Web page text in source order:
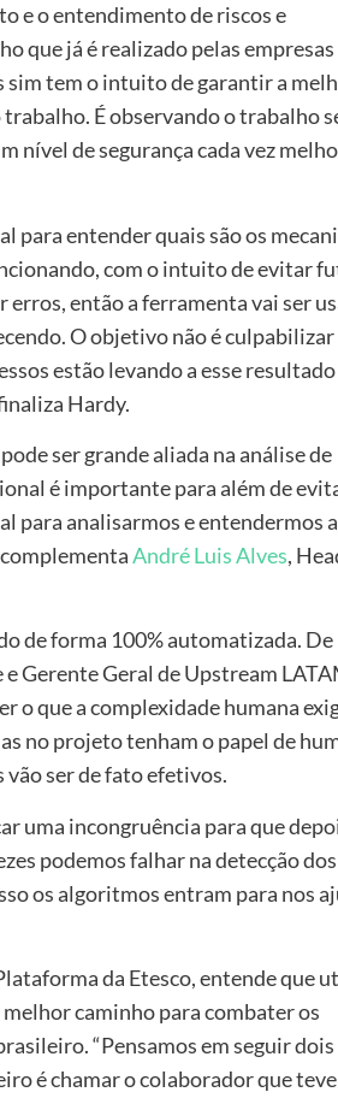
e o entendimento de riscos e
que já é realizado pelas
sim tem o intuito de garantir a
É observando o trabalho
nível de segurança cada vez
para entender quais são os
com o intuito de evitar
erros, então a ferramenta vai ser
O objetivo não é culpabilizar
estão levando a esse
Hardy.
ser grande aliada na análise de
é importante para além de
para analisarmos e entendermos
André Luis Alves,
de forma 100% automatizada. De
Gerente Geral de Upstream
o que a complexidade humana
no projeto tenham o papel de
vão ser de fato efetivos.
uma incongruência para que
podemos falhar na detecção dos
os algoritmos entram para nos
da Etesco, entende que
caminho para combater os
“Pensamos em seguir dois
é chamar o colaborador que